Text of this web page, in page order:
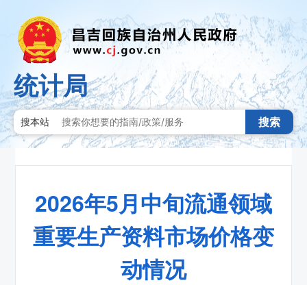
统计局
搜本站 搜索
2026年5月中旬流通领域
重要生产资料市场价格变
动情况